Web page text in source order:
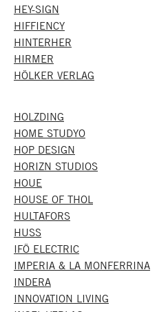
HEY-SIGN
HIFFIENCY
HINTERHER
HIRMER
HÖLKER VERLAG
HOLZDING
HOME STUDYO
HOP DESIGN
HORIZN STUDIOS
HOUE
HOUSE OF THOL
HULTAFORS
HUSS
IFÖ ELECTRIC
IMPERIA & LA MONFERRINA
INDERA
INNOVATION LIVING